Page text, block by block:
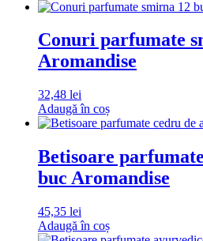
Conuri parfumate
Aromandise
32,48 lei
Adaugă în coș
Betisoare
buc Aromandise
45,35 lei
Adaugă în coș